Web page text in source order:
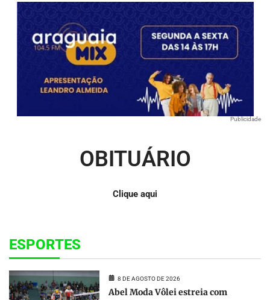
Publicidade
OBITUÁRIO
Clique aqui
ESPORTES
8 DE AGOSTO DE 2026
Abel Moda Vôlei estreia com